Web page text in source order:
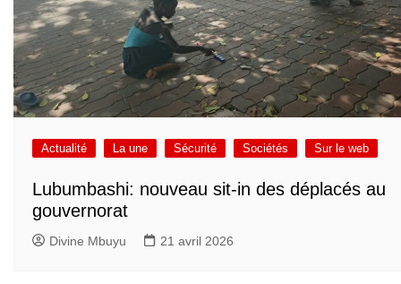
Actualité La une Sécurité Sociétés Sur le web
Lubumbashi: nouveau sit-in des déplacés au
gouvernorat
Divine Mbuyu 21 avril 2026